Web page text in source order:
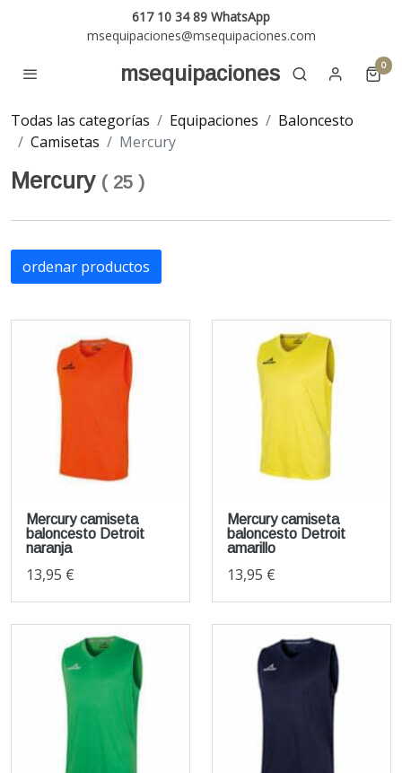
617 10 34 89 WhatsApp
msequipaciones@msequipaciones.com
msequipaciones 0
Todas las categorías Equipaciones
Baloncesto
Camisetas
Mercury
Mercury ( 25 )
ordenar productos
Mercury camiseta
baloncesto Detroit
naranja
13,95 €
Mercury camiseta
baloncesto Detroit
amarillo
13,95 €